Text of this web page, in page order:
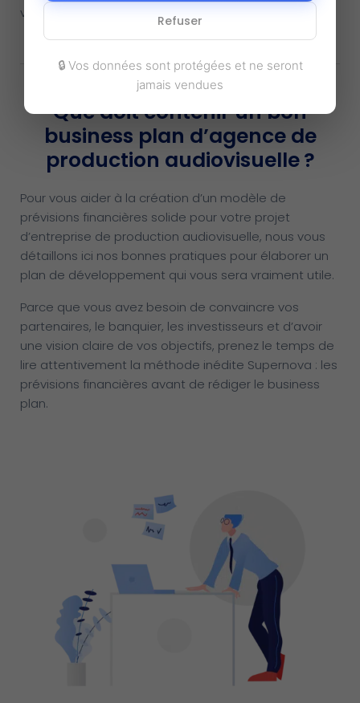
votre société.
Que doit contenir un bon
business plan d’agence de
production audiovisuelle ?
Pour vous aider à la création d’un modèle de
prévisions financières solide pour votre projet
d’entreprise de production audiovisuelle, nous vous
détaillons ici nos bonnes pratiques pour élaborer un
plan de développement qui vous sera vraiment utile.
Parce que vous avez besoin de convaincre vos
partenaires, le banquier, les investisseurs et d’avoir
une vision claire de vos objectifs, prenez le temps de
lire attentivement la méthode inédite Supernova : les
prévisions financières avant de rédiger le business
plan.
Refuser
🔒 Vos données sont protégées et ne seront
jamais vendues